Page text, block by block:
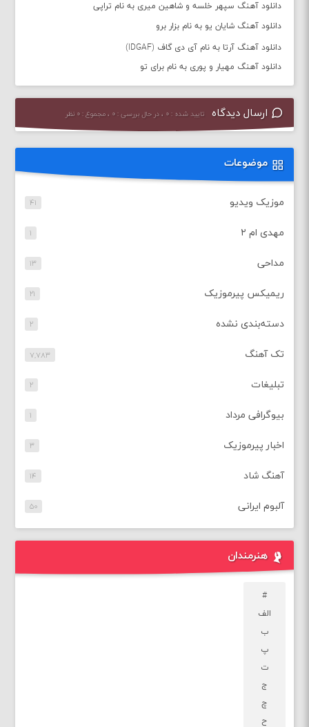
دانلود آهنگ سپهر خلسه و شاهین میری به نام تراپی
دانلود آهنگ شایان یو به نام بزار برو
دانلود آهنگ آرتا به نام آی دی گاف (IDGAF)
دانلود آهنگ مهیار و پوری به نام برای تو
ارسال دیدگاه تایید شده : ۰ ، در حال بررسی : ۰ ، مجموع : ۰ نظر
موضوعات
موزیک ویدیو ۴۱
مهدی ام ۲ ۱
مداحی ۱۳
ریمیکس پیرموزیک ۲۱
دسته‌بندی نشده ۲
تک آهنگ ۷,۷۸۳
تبلیغات ۲
بیوگرافی مرداد ۱
اخبار پیرموزیک ۳
آهنگ شاد ۱۴
آلبوم ایرانی ۵۰
هنرمندان
#
الف
ب
پ
ت
ج
چ
ح